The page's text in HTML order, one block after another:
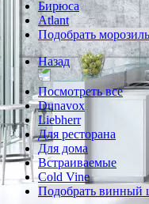
Бирюса
Atlant
Подобрать
Назад
Посмотреть все
Dunavox
Liebherr
Для ресторана
Для дома
Встраиваемые
Cold Vine
Подобрать винный